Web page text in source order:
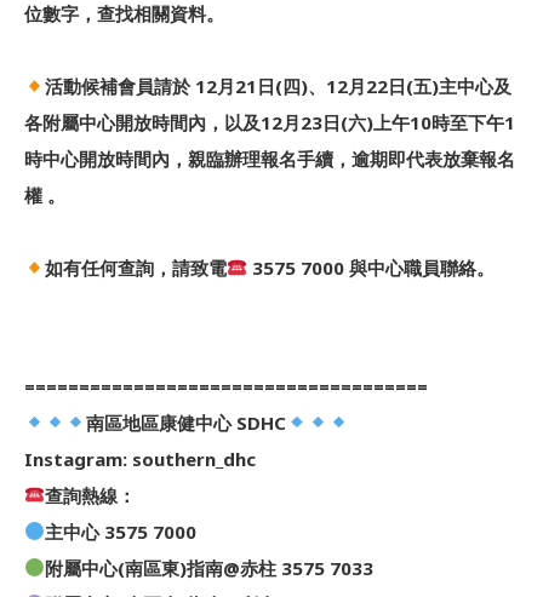
位數字，查找相關資料。
活動候補會員請於 12月21日(四)、12月22日(五)主中心及
各附屬中心開放時間內，以及12月23日(六)上午10時至下午1
時中心開放時間內，親臨辦理報名手續，逾期即代表放棄報名
權 。
如有任何查詢，請致電 3575 7000 與中心職員聯絡。
=====================================
南區地區康健中心 SDHC
Instagram: southern_dhc
查詢熱線：
主中心 3575 7000
附屬中心(南區東)指南@赤柱 3575 7033